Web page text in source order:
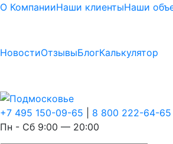
О КомпанииНаши клиентыНаши
НовостиОтзывыБлогКалькулятор
+7 495 150-09-65
8 800 222-64-65
Пн - Сб 9:00 — 20:00